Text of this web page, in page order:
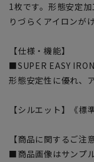
1枚です。形態安定
りづらくアイロンが
【仕様・機能】
■SUPER EASY IRON
形態安定性に優れ、
【シルエット】《
【商品に関するご注意
■商品画像はサンプ